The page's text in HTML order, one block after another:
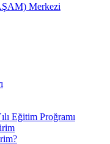
Merkezi
Eğitim Proğramı